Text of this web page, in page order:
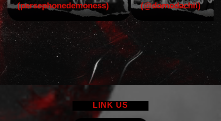
(persephonedemoness)
(@domodachii)
LINK US